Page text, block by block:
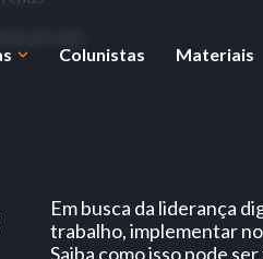
Colunistas Materiais
Em busca da liderança
trabalho, implementar
Saiba como isso pode